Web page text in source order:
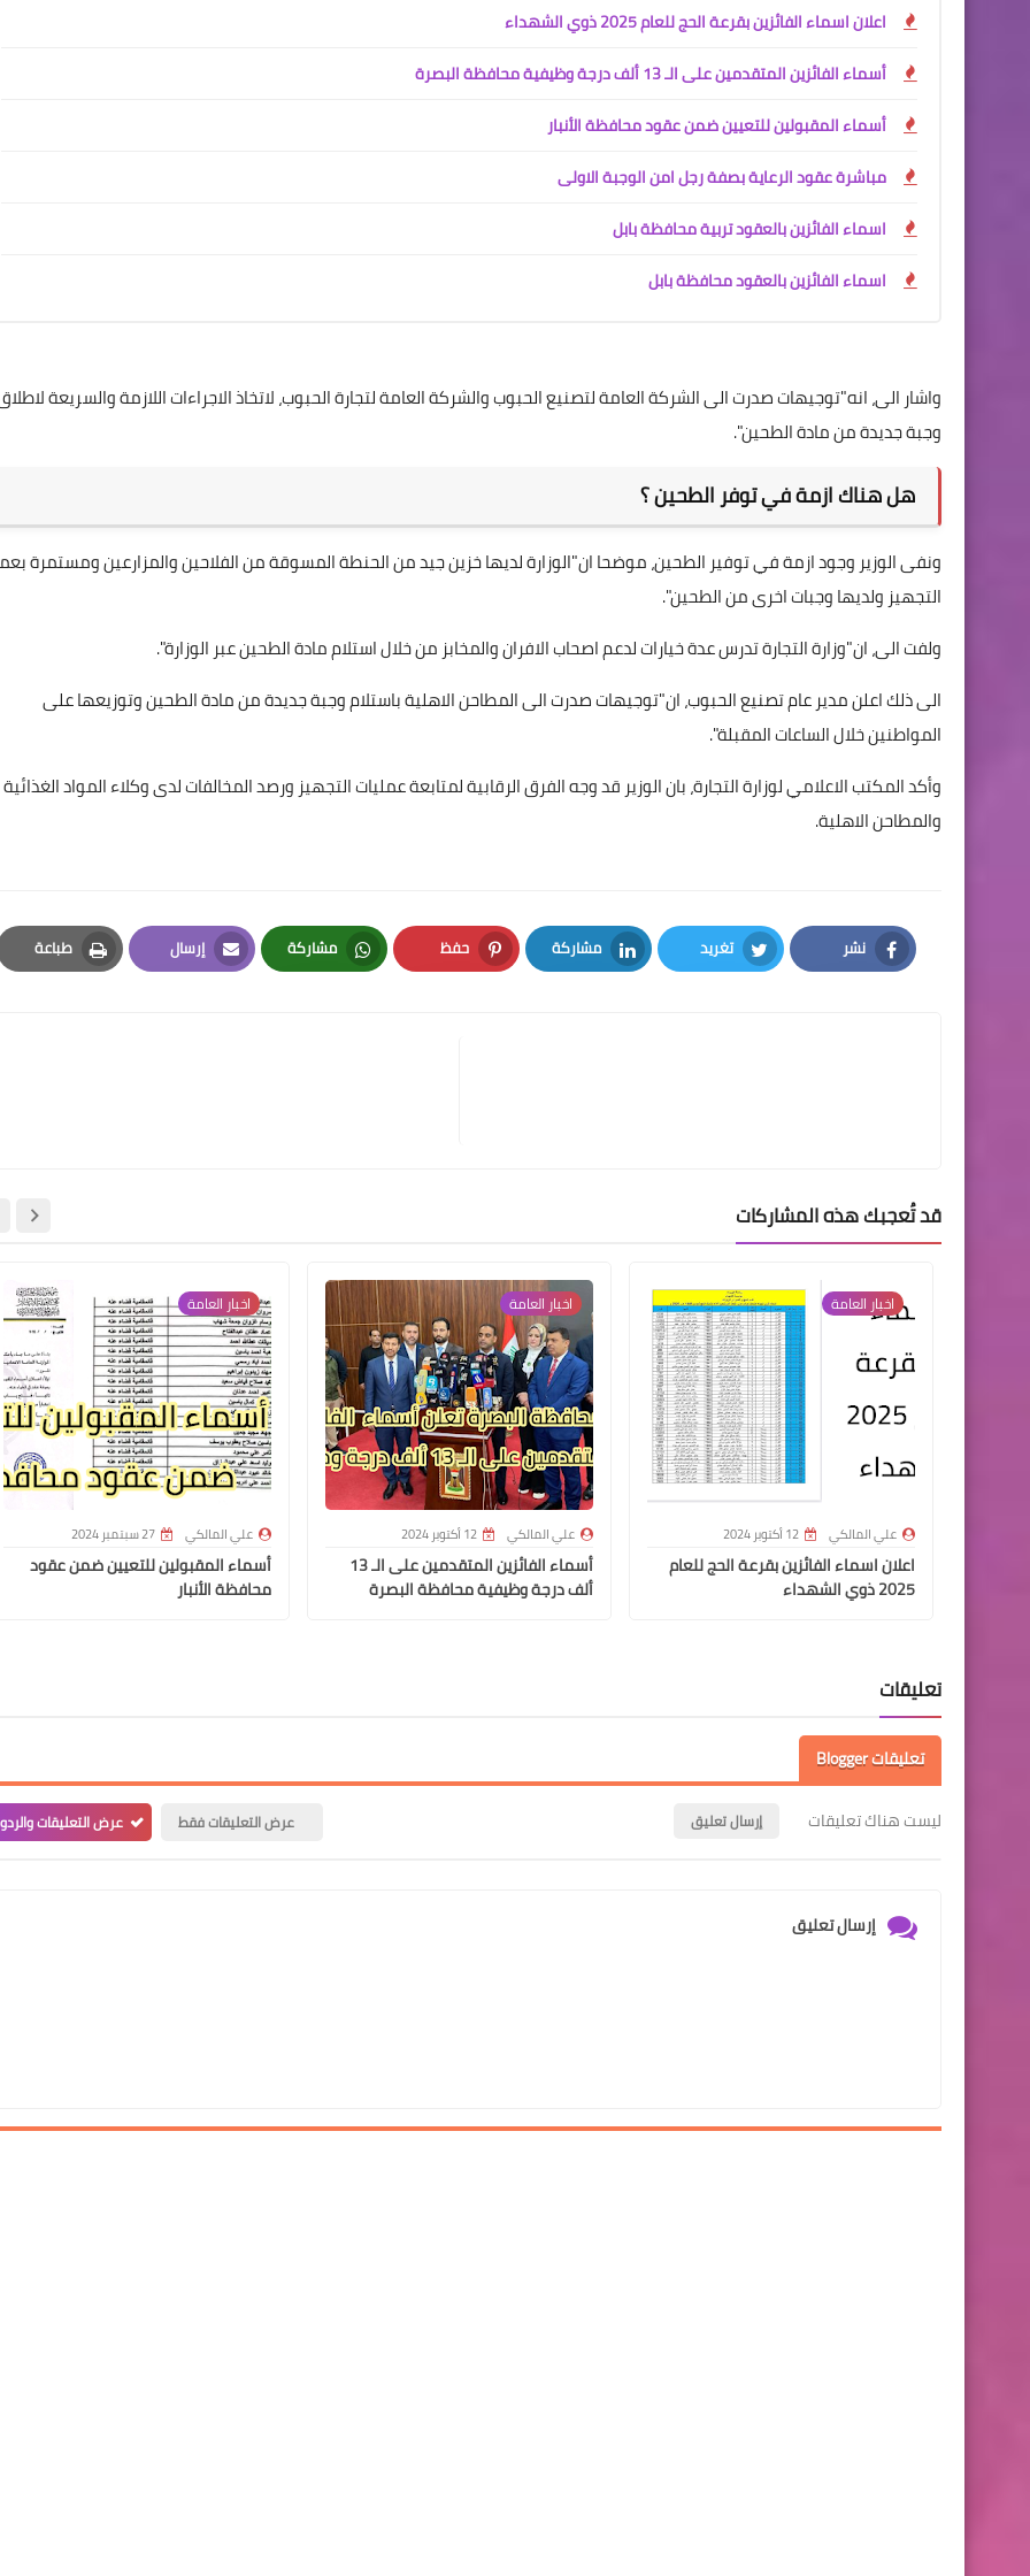
اعلان اسماء الفائزين بقرعة الحج للعام 2025 ذوي الشهداء
أسماء الفائزين المتقدمين على الـ 13 ألف درجة وظيفية محافظة البصرة
أسماء المقبولين للتعيين ضمن عقود محافظة الأنبار
مباشرة عقود الرعاية بصفة رجل امن الوجبة الاولى
اسماء الفائزين بالعقود تربية محافظة بابل
اسماء الفائزين بالعقود محافظة بابل
واشار الى، انه"توجيهات صدرت الى الشركة العامة لتصنيع الحبوب والشركة العامة لتجارة الحبوب، لاتخاذ الاجراءات اللازمة والسريعة
وجبة جديدة من مادة الطحين".
هل هناك ازمة في توفر الطحين ؟
ونفى الوزير وجود ازمة في توفير الطحين، موضحا ان"الوزارة لديها خزين جيد من الحنطة المسوقة من الفلاحين والمزارعين ومستمرة
التجهيز ولديها وجبات اخرى من الطحين".
ولفت الى، ان"وزارة التجارة تدرس عدة خيارات لدعم اصحاب الافران والمخابز من خلال استلام مادة الطحين عبر الوزارة".
الى ذلك اعلن مدير عام تصنيع الحبوب، ان"توجيهات صدرت الى المطاحن الاهلية باستلام وجبة جديدة من مادة الطحين وتوزيعها على
المواطنين خلال الساعات المقبلة".
وأكد المكتب الاعلامي لوزارة التجارة، بان الوزير قد وجه الفرق الرقابية لمتابعة عمليات التجهيز ورصد المخالفات لدى وكلاء المواد الغذائية
والمطاحن الاهلية.
نشر
Facebook
تغريد
Twitter
مشاركة
LinkedIn
حفظ
Pinterest
مشاركة
Whatsapp
إرسال
Email
طباعة
Print
قد تُعجبك هذه المشاركات
اخبار العامة
علي المالكي 12 أكتوبر 2024
اعلان اسماء الفائزين بقرعة الحج للعام
2025 ذوي الشهداء
اخبار العامة
علي المالكي 12 أكتوبر 2024
أسماء الفائزين المتقدمين على الـ 13
ألف درجة وظيفية محافظة البصرة
اخبار العامة
علي المالكي 27 سبتمبر 2024
أسماء المقبولين للتعيين ضمن عقود
محافظة الأنبار
تعليقات
تعليقات Blogger
ليست هناك تعليقات إرسال تعليق عرض التعليقات فقط عرض التعليقات
إرسال تعليق
علي المالكي
علي المالكي
19 يناير 2022
علي المالكي
17 يناير 2022